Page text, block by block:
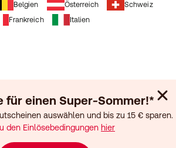
für einen Super-Sommer!*
auswählen und bis zu 15 € sparen.
den Einlösebedingungen hier
Belgien Österreich
Schweiz
Frankreich
Italien